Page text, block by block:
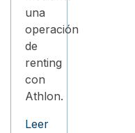
una
operación
de
renting
con
Athlon.
Leer